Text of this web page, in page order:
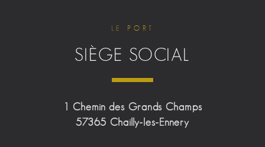
LE PORT
SIÈGE SOCIAL
1 Chemin des Grands Champs
57365 Chailly-les-Ennery